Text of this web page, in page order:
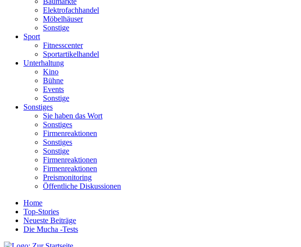
Elektrofachhandel
Möbelhäuser
Sonstige
Sport
Fitnesscenter
Sportartikelhandel
Unterhaltung
Kino
Bühne
Events
Sonstige
Sonstiges
Sie haben das Wort
Sonstiges
Firmenreaktionen
Sonstiges
Sonstige
Firmenreaktionen
Firmenreaktionen
Preismonitoring
Öffentliche Diskussionen
Home
Top-Stories
Neueste Beiträge
Die Mucha -Tests